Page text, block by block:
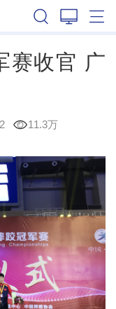
赛收官 广
11.3万